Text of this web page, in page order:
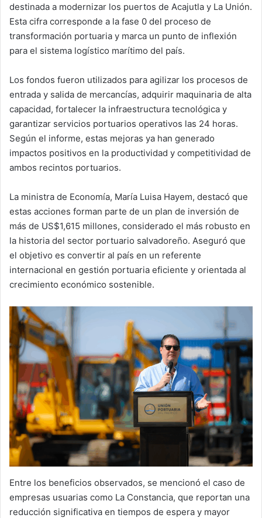
destinada a modernizar los puertos de Acajutla y La Unión.
Esta cifra corresponde a la fase 0 del proceso de
transformación portuaria y marca un punto de inflexión
para el sistema logístico marítimo del país.
Los fondos fueron utilizados para agilizar los procesos de
entrada y salida de mercancías, adquirir maquinaria de alta
capacidad, fortalecer la infraestructura tecnológica y
garantizar servicios portuarios operativos las 24 horas.
Según el informe, estas mejoras ya han generado
impactos positivos en la productividad y competitividad de
ambos recintos portuarios.
La ministra de Economía, María Luisa Hayem, destacó que
estas acciones forman parte de un plan de inversión de
más de US$1,615 millones, considerado el más robusto en
la historia del sector portuario salvadoreño. Aseguró que
el objetivo es convertir al país en un referente
internacional en gestión portuaria eficiente y orientada al
crecimiento económico sostenible.
Entre los beneficios observados, se mencionó el caso de
empresas usuarias como La Constancia, que reportan una
reducción significativa en tiempos de espera y mayor